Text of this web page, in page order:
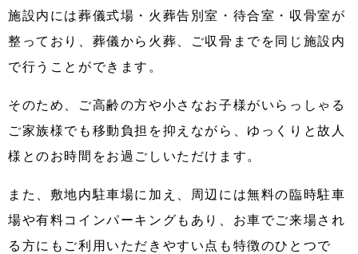
施設内には葬儀式場・火葬告別室・待合室・収骨室が
整っており、葬儀から火葬、ご収骨までを同じ施設内
で行うことができます。
そのため、ご高齢の方や小さなお子様がいらっしゃる
ご家族様でも移動負担を抑えながら、ゆっくりと故人
様とのお時間をお過ごしいただけます。
また、敷地内駐車場に加え、周辺には無料の臨時駐車
場や有料コインパーキングもあり、お車でご来場され
る方にもご利用いただきやすい点も特徴のひとつで